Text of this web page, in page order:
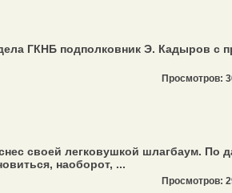
ГКНБ подполковник Э. Кадыров с
Просмотров:
своей легковушкой шлагбаум. По
наоборот, ...
Просмотров: